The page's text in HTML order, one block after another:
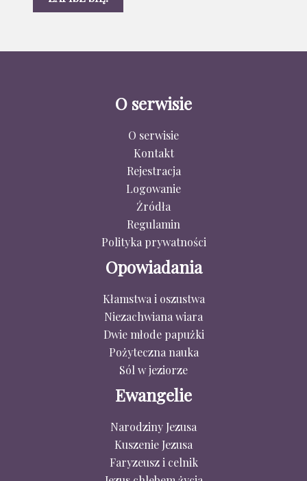
O serwisie
O serwisie
Kontakt
Rejestracja
Logowanie
Źródła
Regulamin
Polityka prywatności
Opowiadania
Kłamstwa i oszustwa
Niezachwiana wiara
Dwie młode papużki
Pożyteczna nauka
Sól w jeziorze
Ewangelie
Narodziny Jezusa
Kuszenie Jezusa
Faryzeusz i celnik